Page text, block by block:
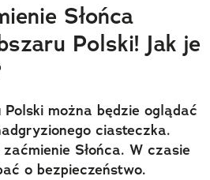
Słońca
Polski! Jak je
można będzie oglądać
ciasteczka.
Słońca. W czasie
o bezpieczeństwo.